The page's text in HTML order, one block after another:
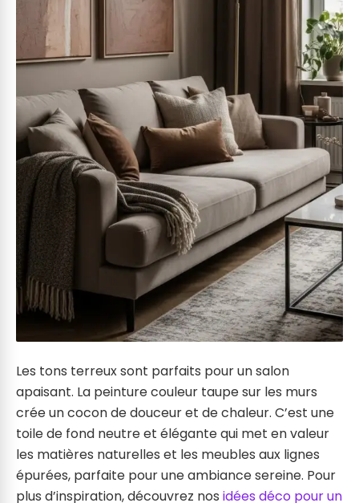
Les tons terreux sont parfaits pour un salon
apaisant. La peinture couleur taupe sur les murs
crée un cocon de douceur et de chaleur. C’est une
toile de fond neutre et élégante qui met en valeur
les matières naturelles et les meubles aux lignes
épurées, parfaite pour une ambiance sereine. Pour
plus d’inspiration, découvrez nos idées déco pour un